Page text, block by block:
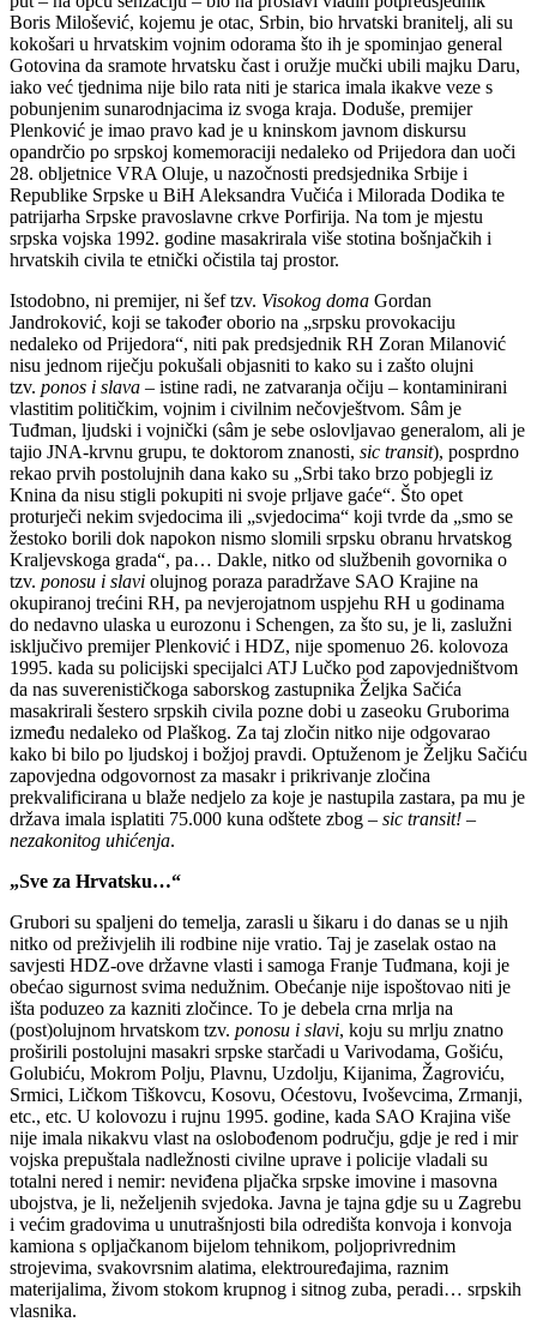
Boris Milošević, kojemu je otac, Srbin, bio hrvatski branitelj, ali su
kokošari u hrvatskim vojnim odorama što ih je spominjao general
Gotovina da sramote hrvatsku čast i oružje mučki ubili majku Daru,
iako već tjednima nije bilo rata niti je starica imala ikakve veze s
pobunjenim sunarodnjacima iz svoga kraja. Doduše, premijer
Plenković je imao pravo kad je u kninskom javnom diskursu
opandrčio po srpskoj komemoraciji nedaleko od Prijedora dan uoči
28. obljetnice VRA Oluje, u nazočnosti predsjednika Srbije i
Republike Srpske u BiH Aleksandra Vučića i Milorada Dodika te
patrijarha Srpske pravoslavne crkve Porfirija. Na tom je mjestu
srpska vojska 1992. godine masakrirala više stotina bošnjačkih i
hrvatskih civila te etnički očistila taj prostor.
Istodobno, ni premijer, ni šef tzv. Visokog doma Gordan
Jandroković, koji se također oborio na „srpsku provokaciju
nedaleko od Prijedora“, niti pak predsjednik RH Zoran Milanović
nisu jednom riječju pokušali objasniti to kako su i zašto olujni
tzv. ponos i slava – istine radi, ne zatvaranja očiju – kontaminirani
vlastitim političkim, vojnim i civilnim nečovještvom. Sâm je
Tuđman, ljudski i vojnički (sâm je sebe oslovljavao generalom, ali je
tajio JNA-krvnu grupu, te doktorom znanosti, sic transit), posprdno
rekao prvih postolujnih dana kako su „Srbi tako brzo pobjegli iz
Knina da nisu stigli pokupiti ni svoje prljave gaće“. Što opet
proturječi nekim svjedocima ili „svjedocima“ koji tvrde da „smo se
žestoko borili dok napokon nismo slomili srpsku obranu hrvatskog
Kraljevskoga grada“, pa… Dakle, nitko od službenih govornika o
tzv. ponosu i slavi olujnog poraza paradržave SAO Krajine na
okupiranoj trećini RH, pa nevjerojatnom uspjehu RH u godinama
do nedavno ulaska u eurozonu i Schengen, za što su, je li, zaslužni
isključivo premijer Plenković i HDZ, nije spomenuo 26. kolovoza
1995. kada su policijski specijalci ATJ Lučko pod zapovjedništvom
da nas suverenističkoga saborskog zastupnika Željka Sačića
masakrirali šestero srpskih civila pozne dobi u zaseoku Gruborima
između nedaleko od Plaškog. Za taj zločin nitko nije odgovarao
kako bi bilo po ljudskoj i božjoj pravdi. Optuženom je Željku Sačiću
zapovjedna odgovornost za masakr i prikrivanje zločina
prekvalificirana u blaže nedjelo za koje je nastupila zastara, pa mu je
država imala isplatiti 75.000 kuna odštete zbog – sic transit! –
nezakonitog uhićenja.
„Sve za Hrvatsku…“
Grubori su spaljeni do temelja, zarasli u šikaru i do danas se u njih
nitko od preživjelih ili rodbine nije vratio. Taj je zaselak ostao na
savjesti HDZ-ove državne vlasti i samoga Franje Tuđmana, koji je
obećao sigurnost svima nedužnim. Obećanje nije ispoštovao niti je
išta poduzeo za kazniti zločince. To je debela crna mrlja na
(post)olujnom hrvatskom tzv. ponosu i slavi, koju su mrlju znatno
proširili postolujni masakri srpske starčadi u Varivodama, Gošiću,
Golubiću, Mokrom Polju, Plavnu, Uzdolju, Kijanima, Žagroviću,
Srmici, Ličkom Tiškovcu, Kosovu, Oćestovu, Ivoševcima, Zrmanji,
etc., etc. U kolovozu i rujnu 1995. godine, kada SAO Krajina više
nije imala nikakvu vlast na oslobođenom području, gdje je red i mir
vojska prepuštala nadležnosti civilne uprave i policije vladali su
totalni nered i nemir: neviđena pljačka srpske imovine i masovna
ubojstva, je li, neželjenih svjedoka. Javna je tajna gdje su u Zagrebu
i većim gradovima u unutrašnjosti bila odredišta konvoja i konvoja
kamiona s opljačkanom bijelom tehnikom, poljoprivrednim
strojevima, svakovrsnim alatima, elektrouređajima, raznim
materijalima, živom stokom krupnog i sitnog zuba, peradi… srpskih
vlasnika.